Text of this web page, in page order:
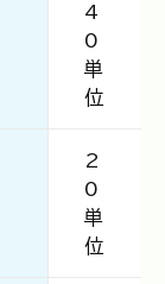
4
0
単
位
2
0
単
位